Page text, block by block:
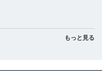
もっと見る